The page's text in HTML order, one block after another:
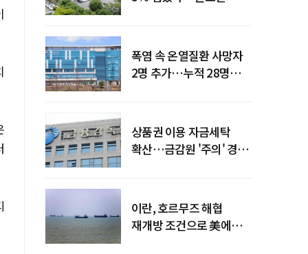
폭염 속 온열질환 사망자
2명 추가…누적 28명으로
상품권 이용 자금세탁
확산…금감원 '주의' 경보
이란, 호르무즈 해협
재개방 조건으로 美에